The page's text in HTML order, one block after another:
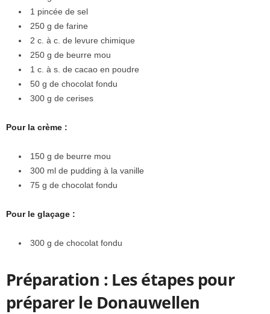
1 pincée de sel
250 g de farine
2 c. à c. de levure chimique
250 g de beurre mou
1 c. à s. de cacao en poudre
50 g de chocolat fondu
300 g de cerises
Pour la crème :
150 g de beurre mou
300 ml de pudding à la vanille
75 g de chocolat fondu
Pour le glaçage :
300 g de chocolat fondu
Préparation : Les étapes pour
préparer le Donauwellen